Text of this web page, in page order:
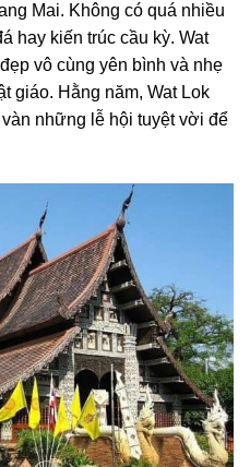
Mai. Không có quá nhiều
hay kiến trúc cầu kỳ. Wat
vô cùng yên bình và nhẹ
giáo. Hằng năm, Wat Lok
những lễ hội tuyệt vời để